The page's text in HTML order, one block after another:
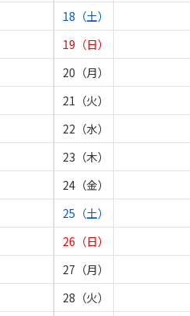
18（土）
19（日）
20（月）
21（火）
22（水）
23（木）
24（金）
25（土）
26（日）
27（月）
28（火）